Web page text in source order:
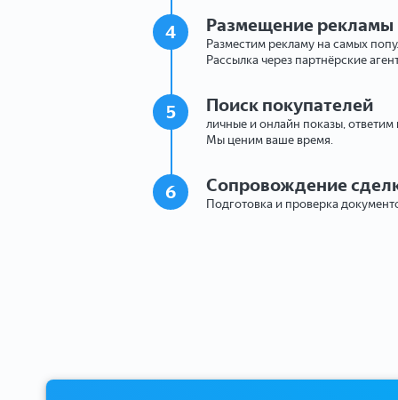
4 Размещение рекламы
Разместим рекламу на самых
Рассылка через партнёрские
5 Поиск покупателей
личные и онлайн показы,
Мы ценим ваше время.
6 Сопровождение
Подготовка и проверка